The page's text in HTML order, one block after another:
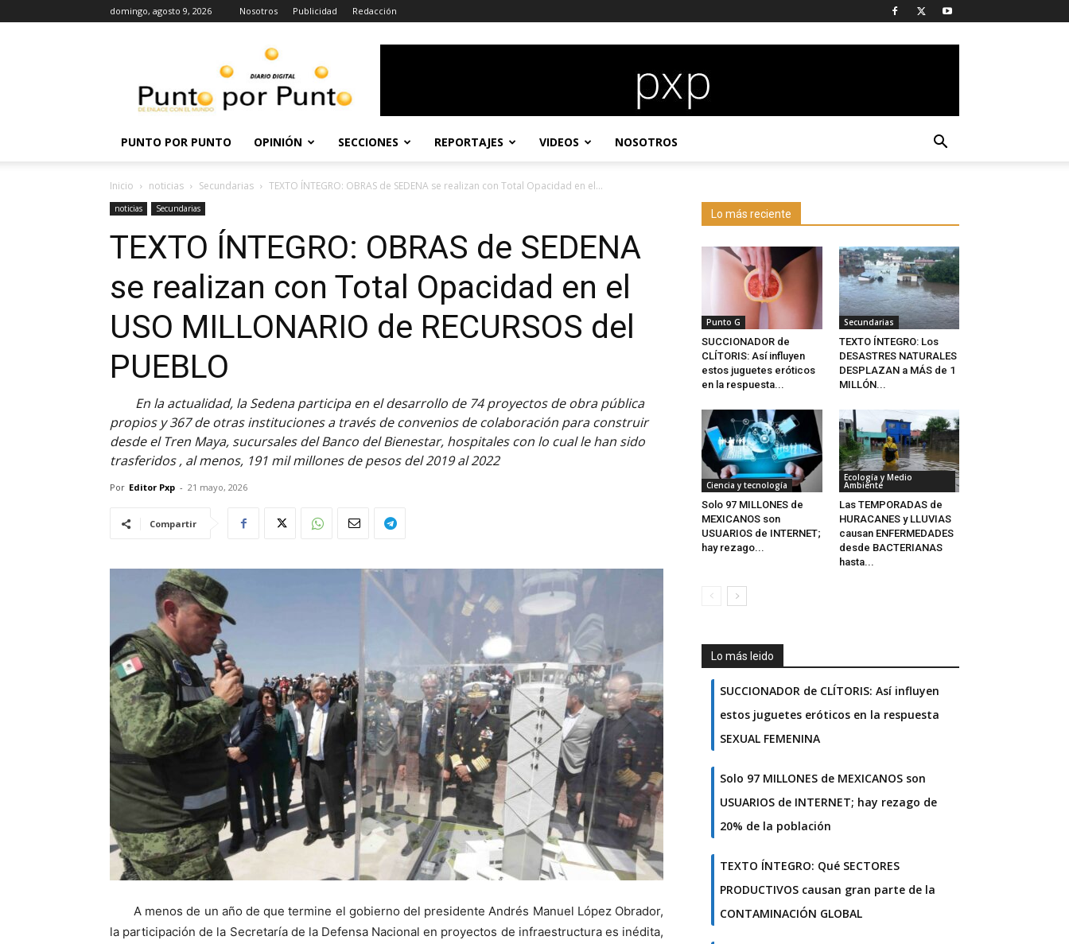
domingo, agosto 9, 2026 Nosotros Publicidad Redacción
Punto
PUNTO POR PUNTO OPINIÓN SECCIONES REPORTAJES VIDEOS NOSOTROS
Inicio noticias Secundarias TEXTO ÍNTEGRO: OBRAS de SEDENA se realizan con Total Opacidad en el...
noticias Secundarias
TEXTO ÍNTEGRO: OBRAS de SEDENA
se realizan con Total Opacidad en el
USO MILLONARIO de RECURSOS del
PUEBLO
En la actualidad, la Sedena participa en el desarrollo de 74 proyectos de obra pública
propios y 367 de otras instituciones a través de convenios de colaboración para construir
desde el Tren Maya, sucursales del Banco del Bienestar, hospitales con lo cual le han sido
trasferidos , al menos, 191 mil millones de pesos del 2019 al 2022
Por Editor Pxp - 21 mayo, 2026
Compartir
A menos de un año de que termine el gobierno del presidente Andrés Manuel López Obrador,
la participación de la Secretaría de la Defensa Nacional en proyectos de infraestructura es inédita,
Lo más reciente
Punto G
SUCCIONADOR de
CLÍTORIS: Así influyen
estos juguetes eróticos
en la respuesta...
Secundarias
TEXTO ÍNTEGRO: Los
DESASTRES NATURALES
DESPLAZAN a MÁS de 1
MILLÓN...
Ciencia y tecnología
Solo 97 MILLONES de
MEXICANOS son
USUARIOS de INTERNET;
hay rezago...
Ecología y Medio
Ambiente
Las TEMPORADAS de
HURACANES y LLUVIAS
causan ENFERMEDADES
desde BACTERIANAS
hasta...
Lo más leido
SUCCIONADOR de CLÍTORIS: Así influyen
estos juguetes eróticos en la respuesta
SEXUAL FEMENINA
Solo 97 MILLONES de MEXICANOS son
USUARIOS de INTERNET; hay rezago de
20% de la población
TEXTO ÍNTEGRO: Qué SECTORES
PRODUCTIVOS causan gran parte de la
CONTAMINACIÓN GLOBAL